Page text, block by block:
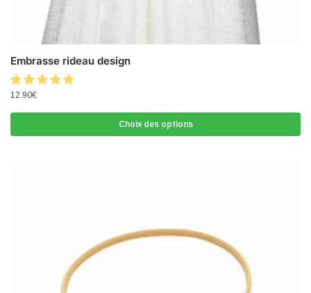
Embrasse rideau design
12.90€
Choix des options